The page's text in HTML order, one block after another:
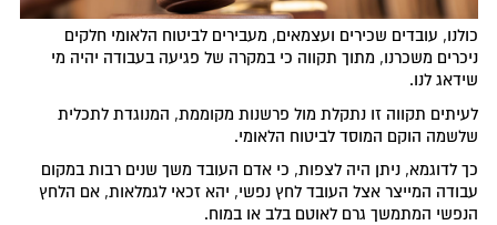
כולנו, עובדים שכירים ועצמאים, מעבירים לביטוח הלאומי חלקים
ניכרים משכרנו, מתוך תקווה כי במקרה של פגיעה בעבודה יהיה מי
שידאג לנו.
לעיתים תקווה זו נתקלת מול פרשנות מקוממת, המנוגדת לתכלית
שלשמה הוקם המוסד לביטוח הלאומי.
כך לדוגמא, ניתן היה לצפות, כי אדם העובד משך שנים רבות במקום
עבודה המייצר אצל העובד לחץ נפשי, יהא זכאי לגמלאות, אם הלחץ
הנפשי המתמשך גרם לאוטם בלב או במוח.